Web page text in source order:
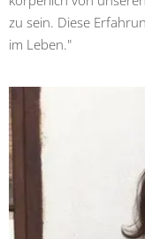
zu sein. Diese
im Leben."